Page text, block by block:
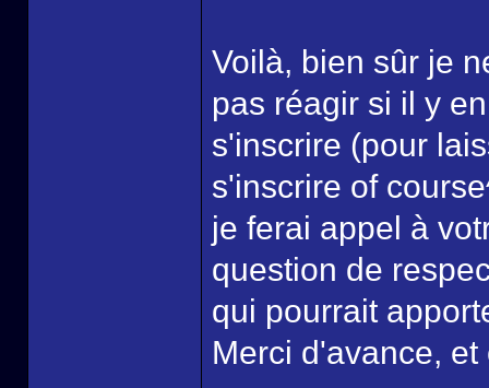
Voilà, bien sûr je
pas réagir si il y
s'inscrire (pour
s'inscrire of
je ferai appel à
question de
qui pourrait
Merci d'avance,